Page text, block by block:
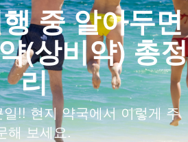
중 알아두면
(상비약) 총정
리
!! 현지 약국에서 이렇게 주
해 보세요.